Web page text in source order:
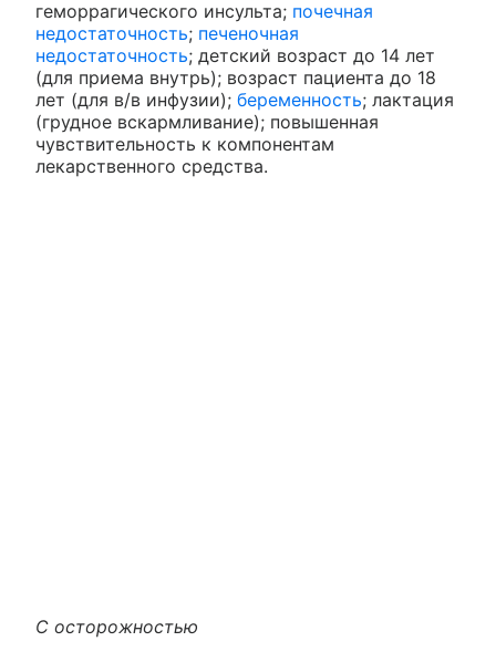
геморрагического инсульта; почечная
недостаточность; печеночная
недостаточность; детский возраст до 14 лет
(для приема внутрь); возраст пациента до 18
лет (для в/в инфузии); беременность; лактация
(грудное вскармливание); повышенная
чувствительность к компонентам
лекарственного средства.
С осторожностью